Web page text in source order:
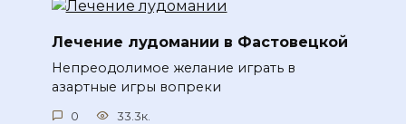
Лечение лудомании в Фастовецкой
Непреодолимое желание играть в
азартные игры вопреки
0 33.3к.